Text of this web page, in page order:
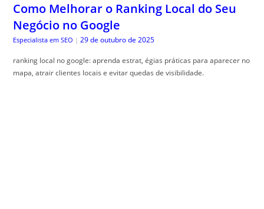
Como Melhorar o Ranking Local do Seu
Negócio no Google
Especialista em SEO | 29 de outubro de 2025
ranking local no google: aprenda estrat, égias práticas para aparecer no
mapa, atrair clientes locais e evitar quedas de visibilidade.